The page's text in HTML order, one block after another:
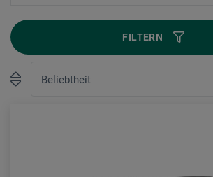
FILTERN